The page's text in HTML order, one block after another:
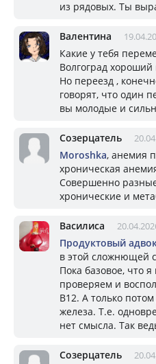
из рядовых. Ты
Валентина
Какие у тебя
Волгоград хороший
Но переезд ,
говорят, что один
вы молодые и
Созерцатель
Moroshka, анемия
хроническая
Совершенно
хронические и
Василиса
Продуктовый
в этой сложнющей
Пока базовое, что
проверяем и
В12. А только
железа. Т.е.
нет смысла. Так
Созерцатель